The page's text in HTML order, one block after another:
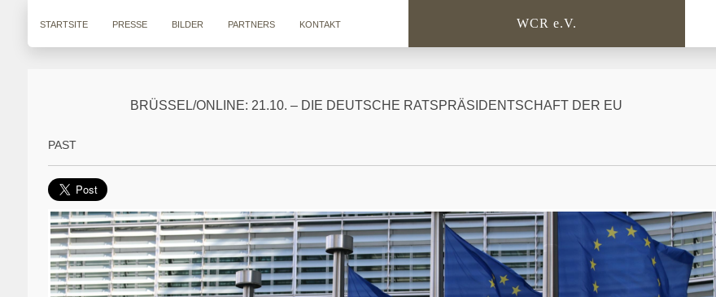
STARTSITE PRESSE BILDER PARTNERS KONTAKT WCR e.V.
BRÜSSEL/ONLINE: 21.10. – DIE DEUTSCHE RATSPRÄSIDENTSCHAFT DER EU
PAST